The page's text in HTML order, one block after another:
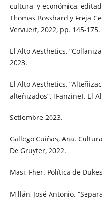
cultural y económica,
Thomas Bosshard y Freja
Vervuert, 2022, pp. 145-175.
El Alto Aesthetics.
2023.
El Alto Aesthetics.
alteñizados”. [Fanzine]. El
Setiembre 2023.
Gallego Cuiñas, Ana.
De Gruyter, 2022.
Masi, Fher. Política de
Millán, José Antonio.